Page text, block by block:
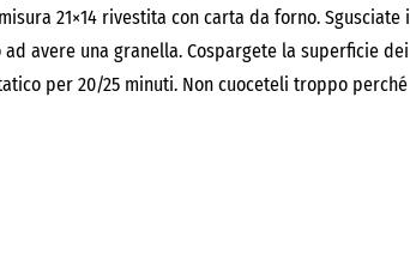
21×14 rivestita con carta da forno. Sgusciate i
avere una granella. Cospargete la superficie dei
per 20/25 minuti. Non cuoceteli troppo perché